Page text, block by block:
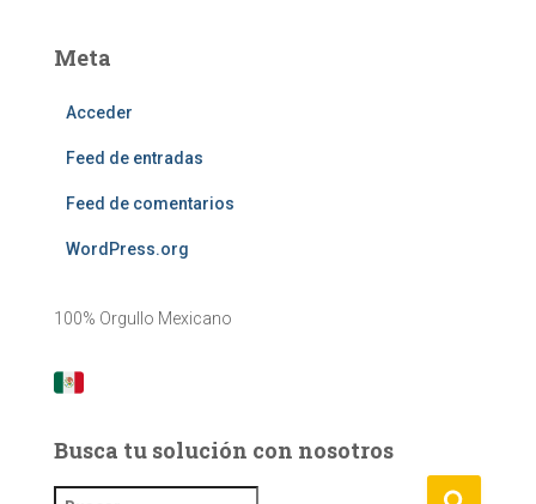
Meta
Acceder
Feed de entradas
Feed de comentarios
WordPress.org
100% Orgullo Mexicano
Busca tu solución con nosotros